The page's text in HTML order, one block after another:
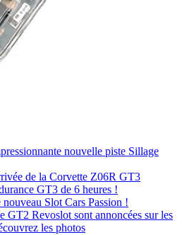
nouvelle piste Sillage
de la Corvette Z06R GT3
GT3 de 6 heures !
Slot Cars Passion !
GT2 Revoslot sont annoncées sur les
les photos